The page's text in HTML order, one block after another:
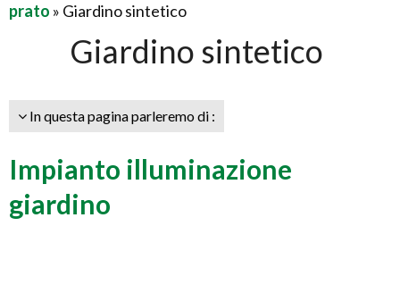
prato » Giardino sintetico
Giardino sintetico
In questa pagina parleremo di :
Impianto illuminazione
giardino